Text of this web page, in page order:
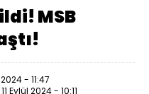
MSB
- 11:47
11 Eylül 2024 - 10:11